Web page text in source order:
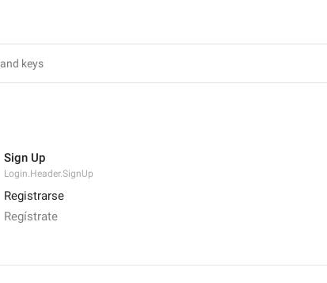
Sign Up
Login.Header.SignUp
Registrarse
Regístrate